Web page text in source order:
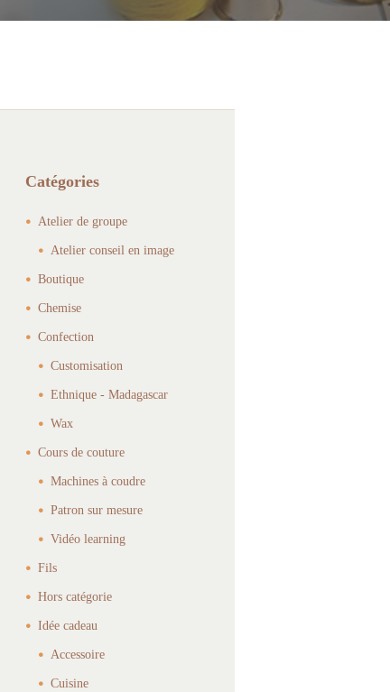
Catégories
Atelier de groupe
Atelier conseil en image
Boutique
Chemise
Confection
Customisation
Ethnique - Madagascar
Wax
Cours de couture
Machines à coudre
Patron sur mesure
Vidéo learning
Fils
Hors catégorie
Idée cadeau
Accessoire
Cuisine